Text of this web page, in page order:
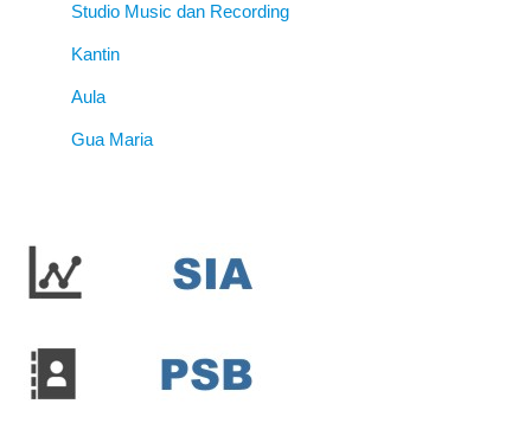
Studio Music dan Recording
Kantin
Aula
Gua Maria